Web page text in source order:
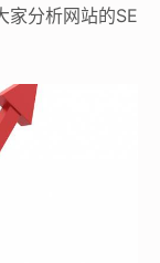
家分析网站的SE